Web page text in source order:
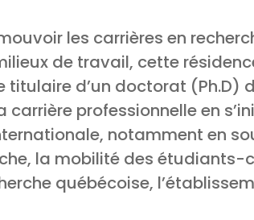
les carrières en
de travail, cette
titulaire d’un doctorat (Ph.D)
carrière professionnelle en
notamment en
la mobilité des étudiants-
québécoise,